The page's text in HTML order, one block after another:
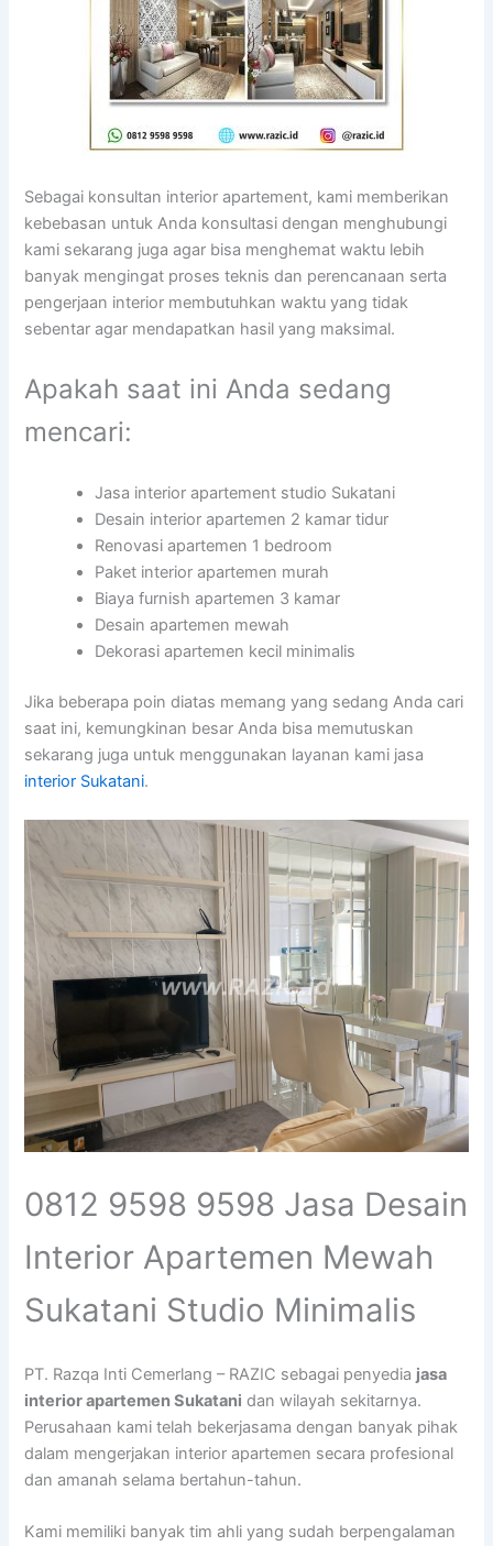
Sebagai konsultan interior apartement, kami memberikan
kebebasan untuk Anda konsultasi dengan menghubungi
kami sekarang juga agar bisa menghemat waktu lebih
banyak mengingat proses teknis dan perencanaan serta
pengerjaan interior membutuhkan waktu yang tidak
sebentar agar mendapatkan hasil yang maksimal.
Apakah saat ini Anda sedang
mencari:
Jasa interior apartement studio Sukatani
Desain interior apartemen 2 kamar tidur
Renovasi apartemen 1 bedroom
Paket interior apartemen murah
Biaya furnish apartemen 3 kamar
Desain apartemen mewah
Dekorasi apartemen kecil minimalis
Jika beberapa poin diatas memang yang sedang Anda cari
saat ini, kemungkinan besar Anda bisa memutuskan
sekarang juga untuk menggunakan layanan kami jasa
interior Sukatani.
0812 9598 9598 Jasa Desain
Interior Apartemen Mewah
Sukatani Studio Minimalis
PT. Razqa Inti Cemerlang – RAZIC sebagai penyedia jasa
interior apartemen Sukatani dan wilayah sekitarnya.
Perusahaan kami telah bekerjasama dengan banyak pihak
dalam mengerjakan interior apartemen secara profesional
dan amanah selama bertahun-tahun.
Kami memiliki banyak tim ahli yang sudah berpengalaman